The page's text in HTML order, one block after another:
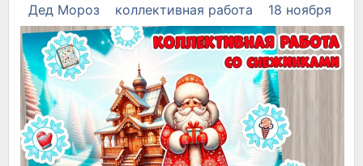
Дед Мороз
коллективная работа 18 ноября